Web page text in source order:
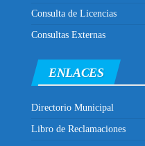
Consulta de Licencias
Consultas Externas
ENLACES
Directorio Municipal
Libro de Reclamaciones